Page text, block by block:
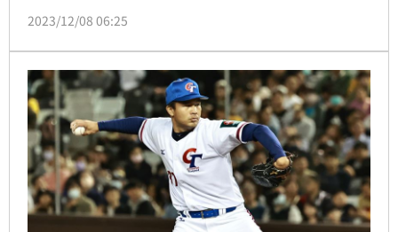
打的廖健富說：「在戶外球場球打出去後可能有風勢的
『無力』可施。」
2023/12/08 06:25